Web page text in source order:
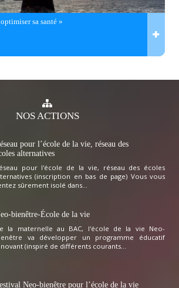
sa santé »
NOSACTIONS
pour l’école de la vie, réseau des
alternatives
pour l'école de la vie, réseau des écoles
(inscription en bas de page) Vous vous
sûrement isolé dans...
bienêtre-École de la vie
la maternelle au BAC, l'école de la vie Neo-
va développer un programme éducatif
(inspiré de différents courants...
Neo-bienêtre pour l’école de la vie